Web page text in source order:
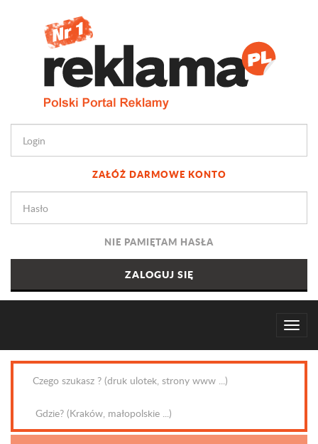
ZAŁÓŻ DARMOWE KONTO
NIE PAMIĘTAM HASŁA